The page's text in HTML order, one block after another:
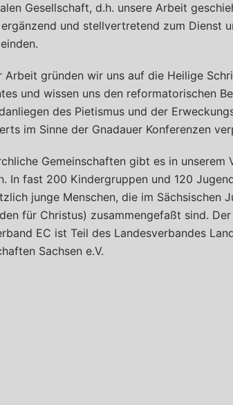
Gesellschaft, d.h. unsere Arbeit
und stellvertretend zum Dienst
Arbeit gründen wir uns auf die Heilige
und wissen uns den reformatorischen
des Pietismus und der
im Sinne der Gnadauer Konferenzen
Gemeinschaften gibt es in unserem
In fast 200 Kindergruppen und 120
junge Menschen, die im Sächsischen
für Christus) zusammengefaßt sind.
EC ist Teil des Landesverbandes
Sachsen e.V.